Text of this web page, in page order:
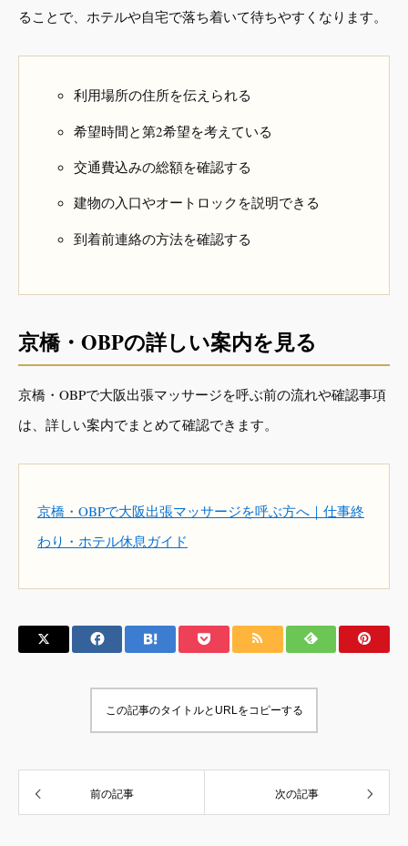
ることで、ホテルや自宅で落ち着いて待ちやすくなります。
利用場所の住所を伝えられる
希望時間と第2希望を考えている
交通費込みの総額を確認する
建物の入口やオートロックを説明できる
到着前連絡の方法を確認する
京橋・OBPの詳しい案内を見る
京橋・OBPで大阪出張マッサージを呼ぶ前の流れや確認事項
は、詳しい案内でまとめて確認できます。
京橋・OBPで大阪出張マッサージを呼ぶ方へ｜仕事終
わり・ホテル休息ガイド
この記事のタイトルとURLをコピーする
前の記事 次の記事